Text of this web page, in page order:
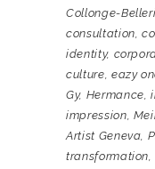
Collonge-
consultation,
identity,
culture, eazy
Gy, Hermance,
impression,
Artist Geneva,
transformation,